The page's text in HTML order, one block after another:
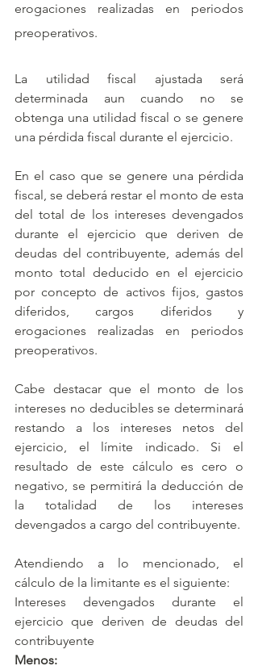
erogaciones realizadas en periodos
preoperativos.
La utilidad fiscal ajustada será
determinada aun cuando no se
obtenga una utilidad fiscal o se genere
una pérdida fiscal durante el ejercicio.
En el caso que se genere una pérdida
fiscal, se deberá restar el monto de esta
del total de los intereses devengados
durante el ejercicio que deriven de
deudas del contribuyente, además del
monto total deducido en el ejercicio
por concepto de activos fijos, gastos
diferidos, cargos diferidos y
erogaciones realizadas en periodos
preoperativos.
Cabe destacar que el monto de los
intereses no deducibles se determinará
restando a los intereses netos del
ejercicio, el límite indicado. Si el
resultado de este cálculo es cero o
negativo, se permitirá la deducción de
la totalidad de los intereses
devengados a cargo del contribuyente.
Atendiendo a lo mencionado, el
cálculo de la limitante es el siguiente:
Intereses devengados durante el
ejercicio que deriven de deudas del
contribuyente
Menos: